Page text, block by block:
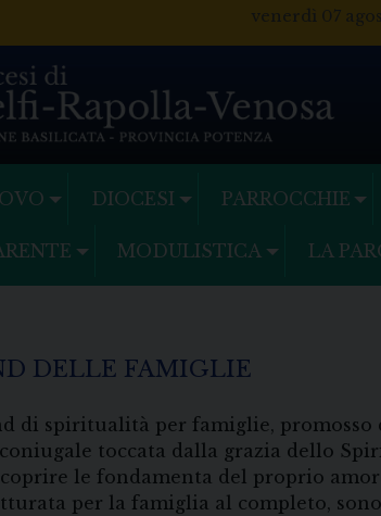
venerdì 07
DIOCESI PARROCCHIE
MODULISTICA LA
DELLE FAMIGLIE
di spiritualità per famiglie,
toccata dalla grazia dello
le fondamenta del proprio
per la famiglia al completo,